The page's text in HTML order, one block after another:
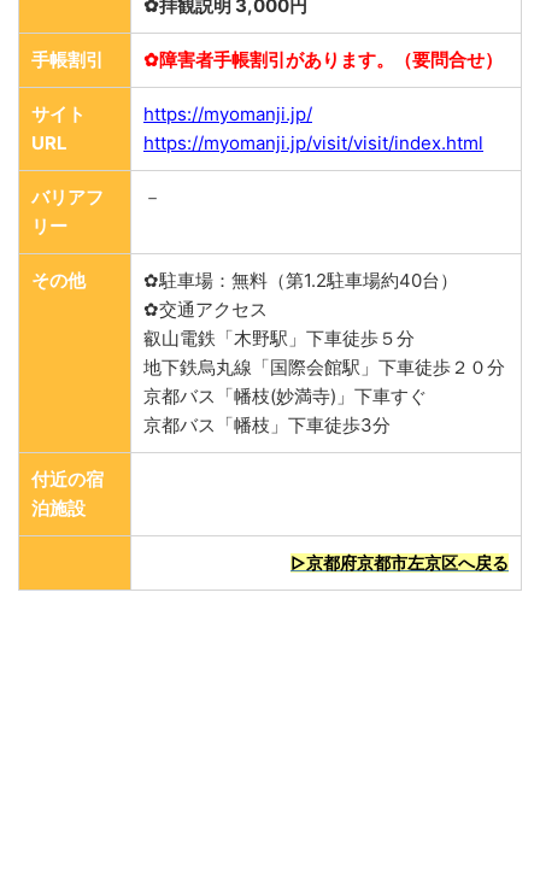
✿拝観説明 3,000円
手帳割引 ✿障害者手帳割引があります。（要問合せ）
サイト
URL
https://myomanji.jp/
https://myomanji.jp/visit/visit/index.html
バリアフ
リー
－
その他
✿駐車場：無料（第1.2駐車場約40台）
✿交通アクセス
叡山電鉄「木野駅」下車徒歩５分
地下鉄烏丸線「国際会館駅」下車徒歩２０分
京都バス「幡枝(妙満寺)」下車すぐ
京都バス「幡枝」下車徒歩3分
付近の宿
泊施設
▷京都府京都市左京区へ戻る